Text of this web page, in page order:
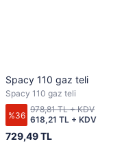
Spacy 110 gaz teli
Spacy 110 gaz teli
%36
729,49 TL
618,21 TL + KDV
978,81 TL + KDV